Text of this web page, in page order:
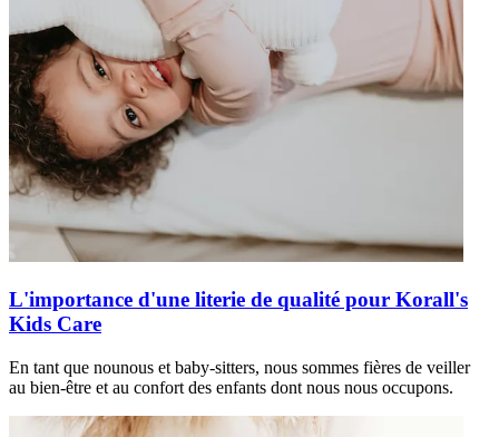
L'importance d'une literie de qualité pour Korall's
Kids Care
En tant que nounous et baby-sitters, nous sommes fières de veiller
au bien-être et au confort des enfants dont nous nous occupons.